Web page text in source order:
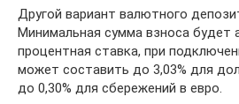
Другой вариант валютного
Минимальная сумма взноса будет
процентная ставка, при
может составить до 3,03% для
до 0,30% для сбережений в евро.